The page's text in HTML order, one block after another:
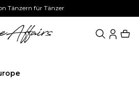
Tänzern für Tänzer